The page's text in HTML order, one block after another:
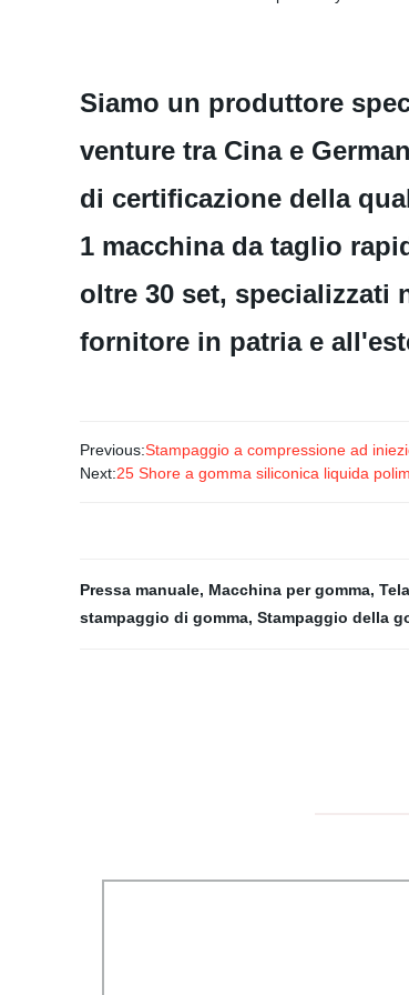
Siamo un produttore
venture tra Cina e
di certificazione della
1 macchina da taglio
oltre 30 set, specializzati
fornitore in patria e
Previous:Stampaggio a compressione ad
Next:25 Shore a gomma siliconica liquida
Pressa manuale, Macchina per gomma,
stampaggio di gomma, Stampaggio della